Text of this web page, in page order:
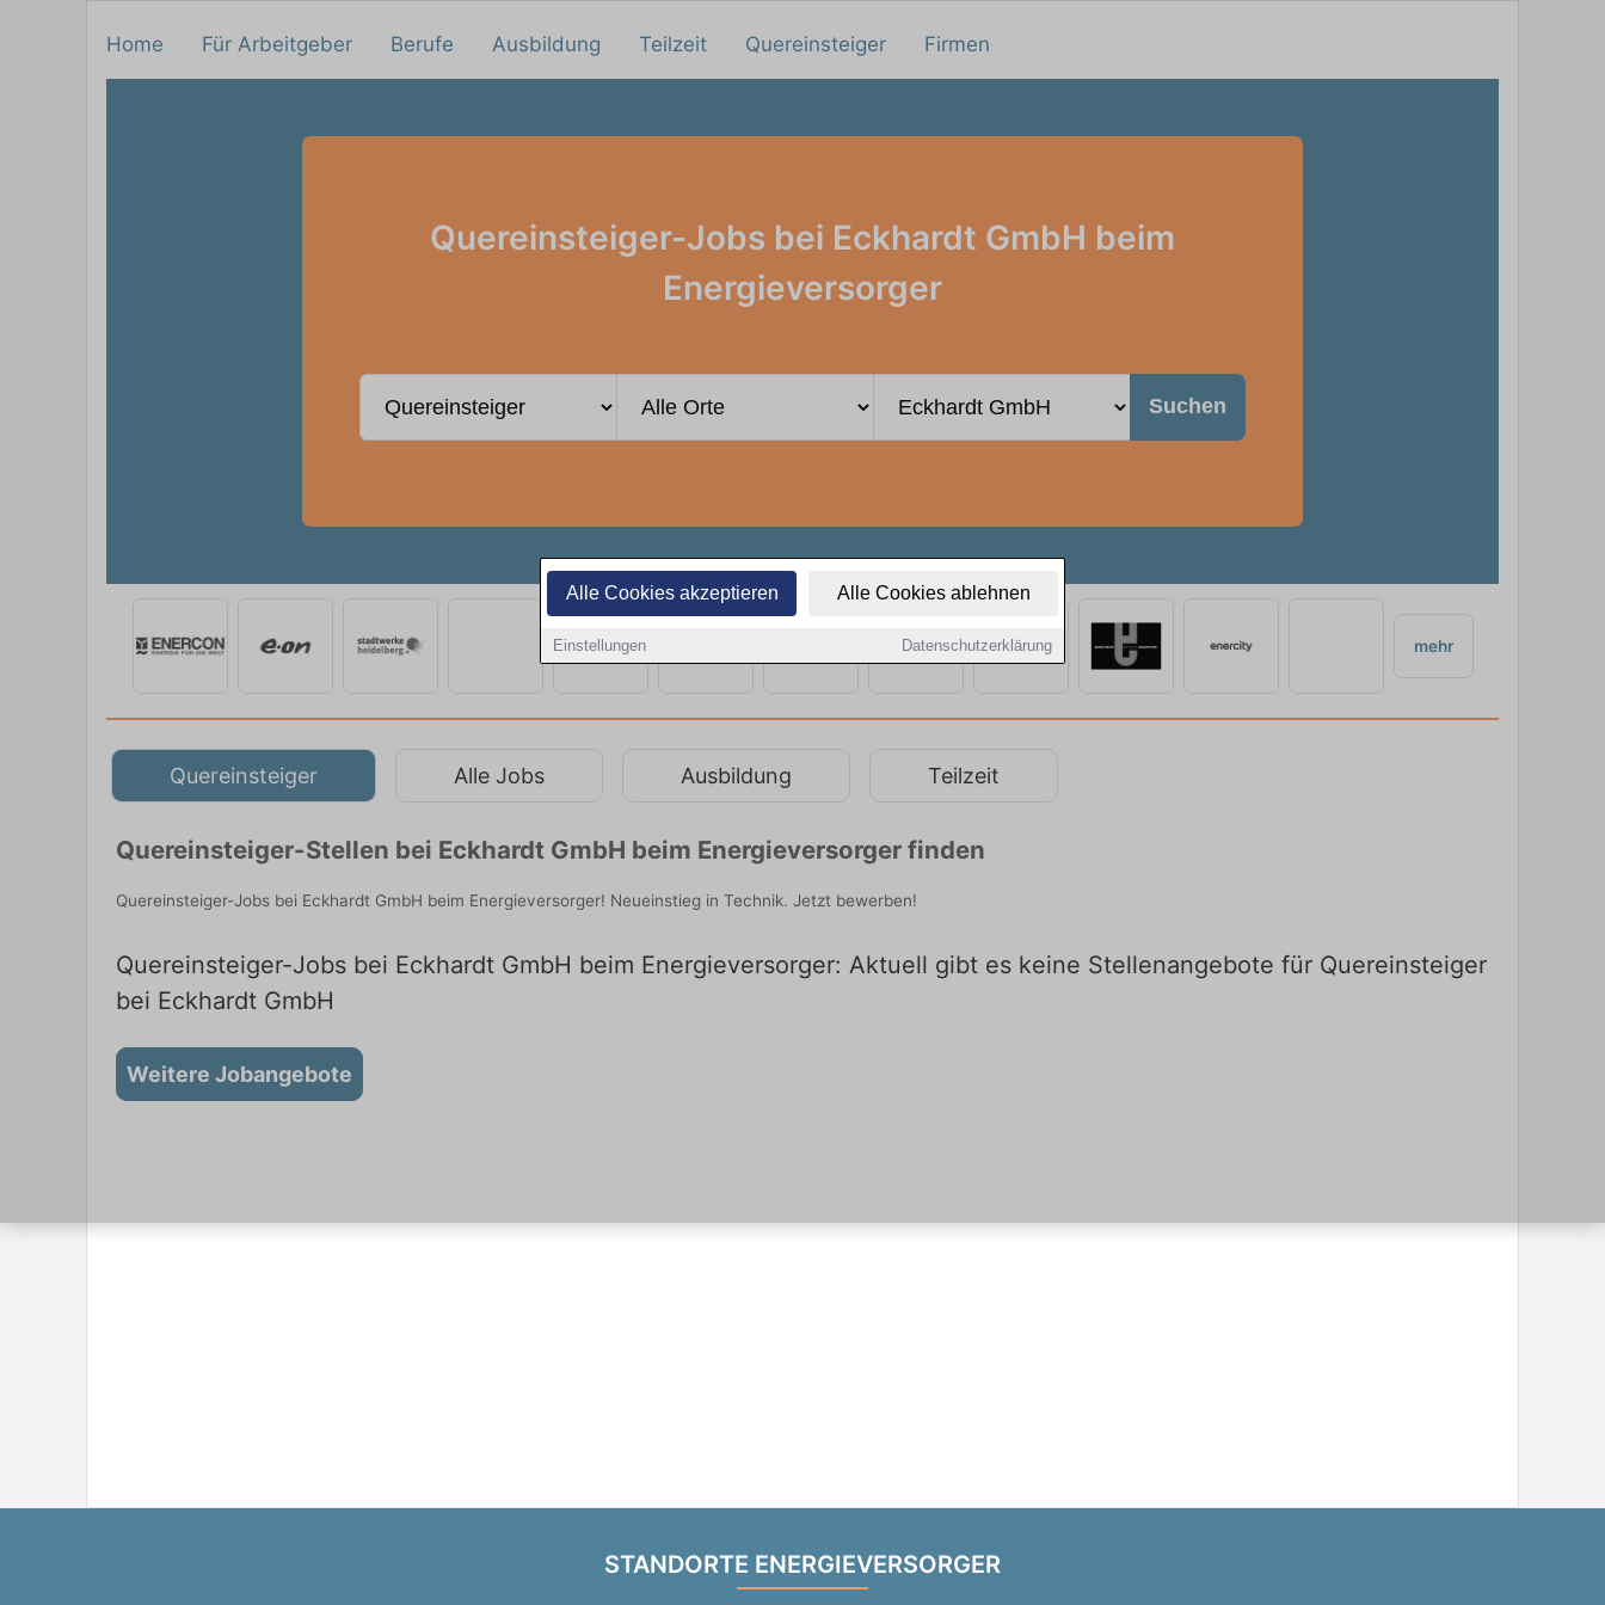
Alle Cookies akzeptieren Alle Cookies ablehnen
Einstellungen Datenschutzerklärung
Home Für Arbeitgeber Berufe Ausbildung Teilzeit Quereinsteiger Firmen
Quereinsteiger-Jobs bei Eckhardt GmbH beim
Energieversorger
Suchen
mehr
Quereinsteiger Alle Jobs Ausbildung Teilzeit
Quereinsteiger-Stellen bei Eckhardt GmbH beim Energieversorger finden
Quereinsteiger-Jobs bei Eckhardt GmbH beim Energieversorger! Neueinstieg in Technik. Jetzt bewerben!
Quereinsteiger-Jobs bei Eckhardt GmbH beim Energieversorger: Aktuell gibt es keine Stellenangebote für Quereinsteiger
bei Eckhardt GmbH
Weitere Jobangebote
STANDORTE ENERGIEVERSORGER